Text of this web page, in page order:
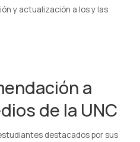
y actualización a los y las
a
de la UNC
destacados por sus